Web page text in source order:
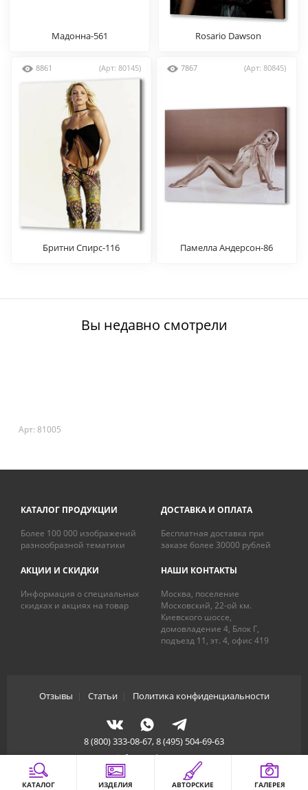
КАТАЛОГ ИЗДЕЛИЯ АВТОРСКИЕ ГАЛЕРЕЯ
Мадонна-561 Rosario Dawson
8861 (Арт: 80145)
Бритни Спирс-116
7867 (Арт: 80845)
Памелла Андерсон-86
Вы недавно смотрели
Арт: 81005
КАТАЛОГ ПРОДУКЦИИ
Более 100 000 изображений
разнообразной тематики
ДОСТАВКА И ОПЛАТА
Бесплатная доставка при
заказе более 30000 рублей
АКЦИИ И СКИДКИ
Информация о специальных
скидках и акциях на товар
НАШИ КОНТАКТЫ
Москва, поселение
Московский, 22-ой км.
Киевского шоссе,
домовладение 4, Блок Г,
подъезд 11, эт. 4, офис 419
Отзывы Статьи| Политика конфиденциальности
8 (800) 333-08-67, 8 (495) 504-69-63
info@artdecory.ru